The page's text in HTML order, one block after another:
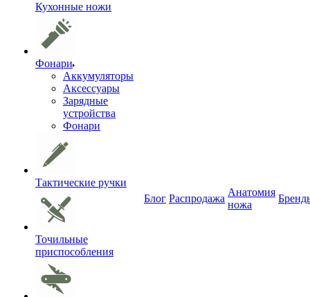
Кухонные ножи
Фонари
Аккумуляторы
Аксессуары
Зарядные
устройства
Фонари
Тактические ручки
Точильные
приспособления
Блог Распродажа
Анатомия
ножа